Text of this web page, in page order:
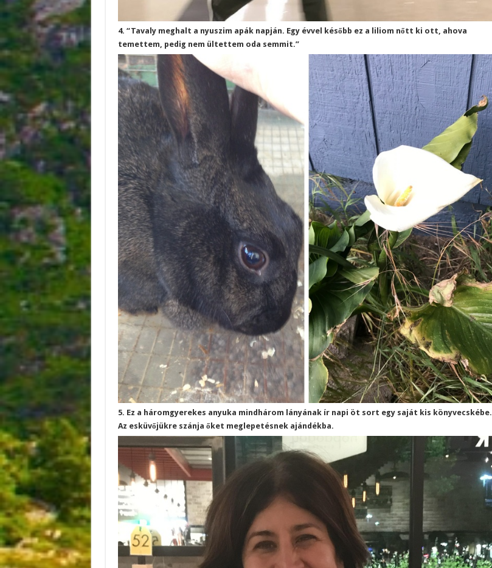
4. “Tavaly meghalt a nyuszim apák napján. Egy évvel később ez a liliom nőtt ki ott, ahova
temettem, pedig nem ültettem oda semmit.”
5. Ez a háromgyerekes anyuka mindhárom lányának ír napi öt sort egy saját kis könyvecskébe.
Az esküvőjükre szánja őket meglepetésnek ajándékba.